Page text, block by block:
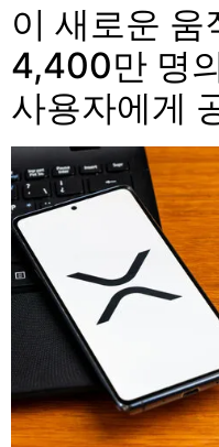
이 새로운 움
4,400만 명
사용자에게